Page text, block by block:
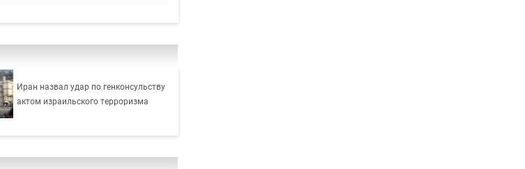
Иран назвал удар по генконсульству
актом израильского терроризма